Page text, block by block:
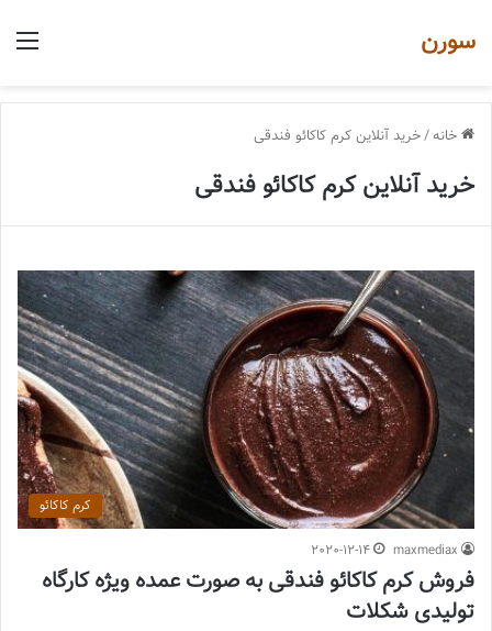
سورن
خانه/خرید آنلاین کرم کاکائو فندقی
خرید آنلاین کرم کاکائو فندقی
کرم کاکائو
maxmediax
2020-12-14
فروش کرم کاکائو فندقی به صورت عمده ویژه کارگاه
تولیدی شکلات